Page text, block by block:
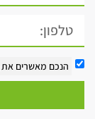
הנכם מאשרים את